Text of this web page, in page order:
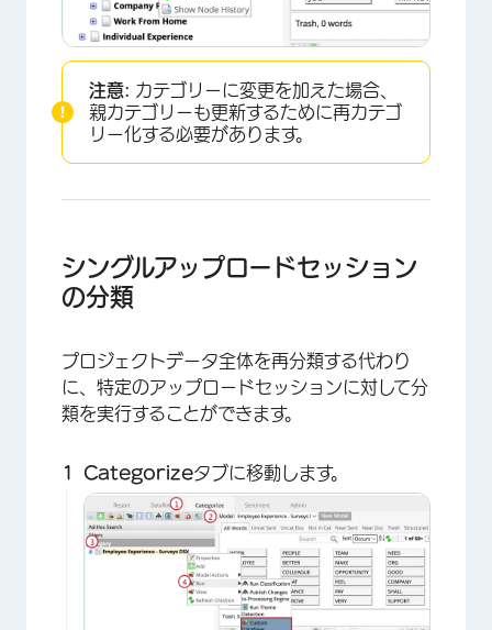
注意: カテゴリーに変更を加えた場合、
親カテゴリーも更新するために再カテゴ
リー化する必要があります。
シングルアップロードセッション
の分類
プロジェクトデータ全体を再分類する代わり
に、特定のアップロードセッションに対して分
類を実行することができます。
Categorizeタブに移動します。